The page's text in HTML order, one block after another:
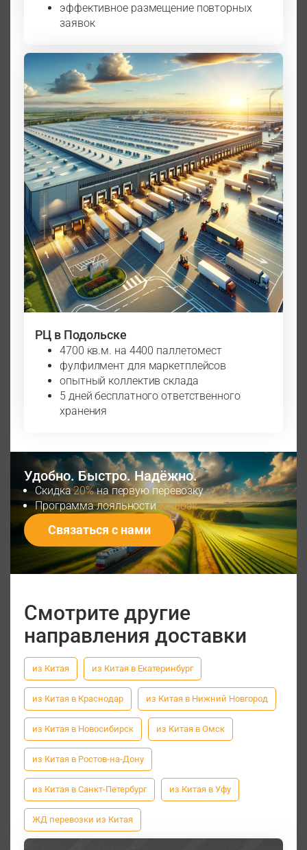
эффективное размещение повторных
заявок
РЦ в Подольске
4700 кв.м. на 4400 паллетомест
фулфилмент для маркетплейсов
опытный коллектив склада
5 дней бесплатного ответственного
хранения
Удобно. Быстро. Надёжно.
Cкидка20%на первую перевозку
Программа лояльностиКешбэк
Связаться с нами
Смотрите другие
направления доставки
из Китая из Китая в Екатеринбург
из Китая в Краснодар из Китая в Нижний Новгород
из Китая в Новосибирск из Китая в Омск
из Китая в Ростов-на-Дону
из Китая в Санкт-Петербург из Китая в Уфу
ЖД перевозки из Китая